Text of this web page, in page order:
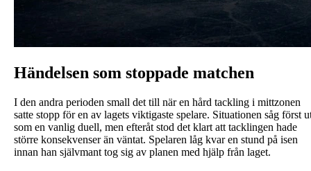
Händelsen som stoppade matchen
I den andra perioden small det till när en hård tackling i mittzonen
satte stopp för en av lagets viktigaste spelare. Situationen såg först
som en vanlig duell, men efteråt stod det klart att tacklingen hade
större konsekvenser än väntat. Spelaren låg kvar en stund på isen
innan han självmant tog sig av planen med hjälp från laget.